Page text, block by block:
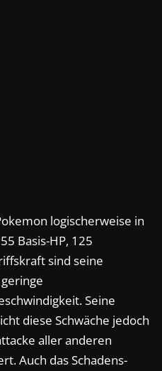
logischerweise in
Basis-HP, 125
sind seine
Seine
diese Schwäche jedoch
aller anderen
Auch das Schadens-